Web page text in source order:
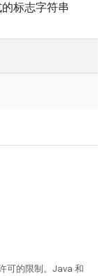
标志字符串
可的限制。Java 和